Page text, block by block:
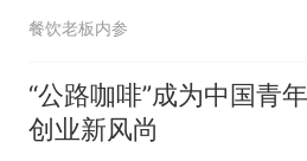
餐饮老板内参
“公路咖啡”成为中国青年
创业新风尚